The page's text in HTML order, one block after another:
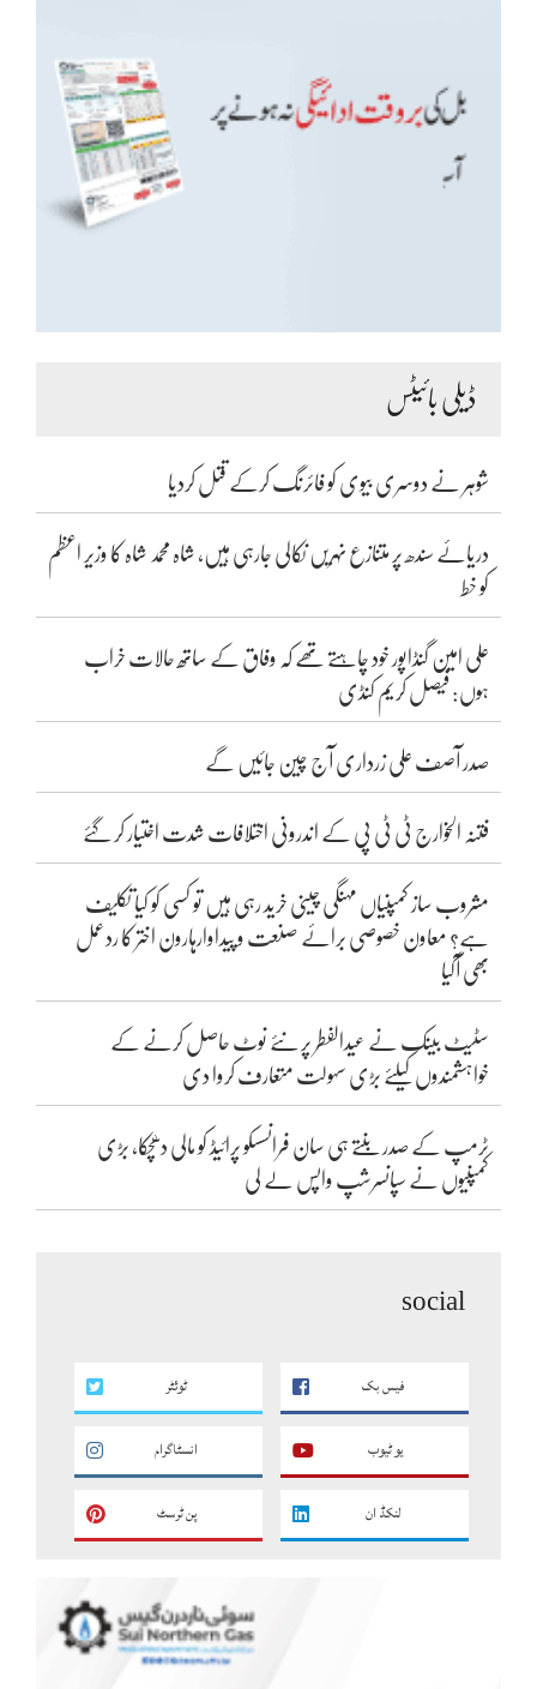
ڈیلی بائیٹس
شوہر نے دوسری بیوی کو فائرنگ کرکے قتل کردیا
دریائے سندھ پر متنازع نہریں نکالی جارہی ہیں، شاہ محمد شاہ کا وزیر اعظم
کو خط
علی امین گنڈاپور خود چاہتے تھے کہ وفاق کے ساتھ حالات خراب
ہوں: فیصل کریم کنڈی
صدر آصف علی زرداری آج چین جائیں گے
فتنہ الخوارج ٹی ٹی پی کے اندرونی اختلافات شدت اختیار کر گئے
مشروب ساز کمپنیاں مہنگی چینی خرید رہی ہیں تو کسی کو کیا تکلیف
ہے؟ معاون خصوصی برائے صنعت و پیداوارہارون اختر کا ردعمل
بھی آگیا
سٹیٹ بینک نے عیدالفطر پر نئے نوٹ حاصل کرنے کے
خواہشمندوں کیلئے بڑی سہولت متعارف کروا دی
ٹرمپ کے صدر بنتے ہی سان فرانسسکو پرائیڈ کو مالی دھچکا، بڑی
کمپنیوں نے سپانسرشپ واپس لے لی
social
فیس بک ٹوئٹر
یو ٹیوب انسٹاگرام
لنکڈ ان پن ٹرسٹ